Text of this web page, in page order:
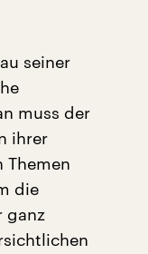
seiner
muss der
ihrer
die
ganz